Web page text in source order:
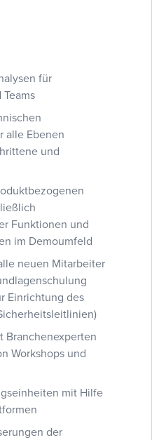
für
alle Ebenen
und
Funktionen und
im Demoumfeld
neuen Mitarbeiter
Einrichtung des
Branchenexperten
Workshops und
mit Hilfe
der